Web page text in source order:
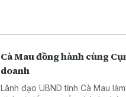
Cà Mau đồng hành cùng
doanh
Lãnh đạo UBND tỉnh Cà Mau